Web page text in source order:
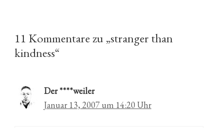
11 Kommentare zu „stranger than
kindness“
Der ****weiler
Januar 13, 2007 um 14:20 Uhr